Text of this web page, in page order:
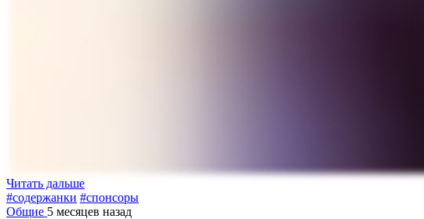
Читать дальше
#содержанки #спонсоры
Общие 5 месяцев назад